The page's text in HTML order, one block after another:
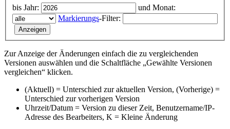
bis Jahr:
und Monat:
Markierungs-Filter:
Zur Anzeige der Änderungen einfach die zu vergleichenden
Versionen auswählen und die Schaltfläche „Gewählte Versionen
vergleichen“ klicken.
(Aktuell) = Unterschied zur aktuellen Version, (Vorherige) =
Unterschied zur vorherigen Version
Uhrzeit/Datum = Version zu dieser Zeit, Benutzername/IP-
Adresse des Bearbeiters, K = Kleine Änderung